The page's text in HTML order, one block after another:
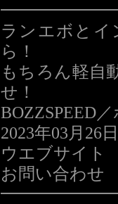
ランエボとイ
ら！
もちろん軽自
せ！
BOZZSPEED
2023年03月26
ウエブサイト
お問い合わせ